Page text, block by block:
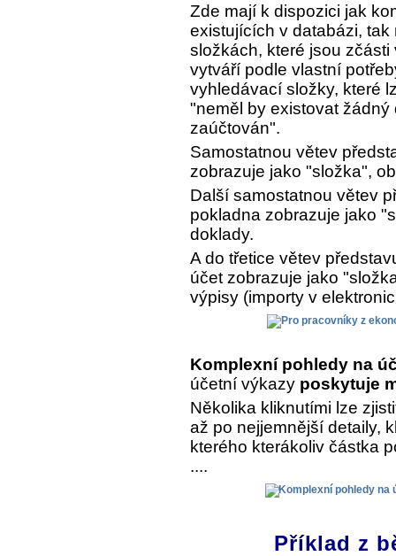
Zde mají k dispozici jak
existujících v databázi,
složkách, které jsou
vytváří podle vlastní
vyhledávací složky, které
"neměl by existovat
zaúčtován".
Samostatnou větev
zobrazuje jako "složka",
Další samostatnou větev
pokladna zobrazuje jako
doklady.
A do třetice větev
účet zobrazuje jako
výpisy (importy v
Komplexní pohledy na
účetní výkazy poskytuje
Několika kliknutími lze
až po nejjemnější detaily,
kterého kterákoliv částka
....
Příklad z